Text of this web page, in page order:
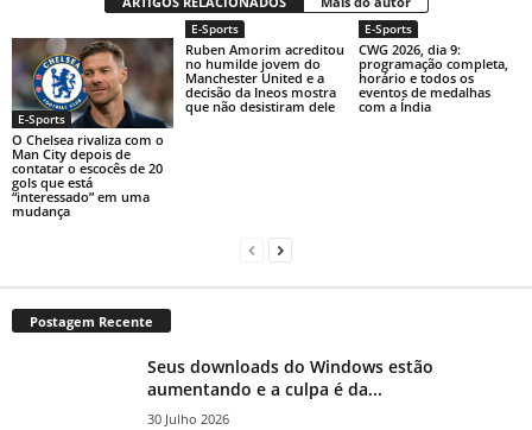
E-Sports
O Chelsea rivaliza com o
Man City depois de
contatar o escocês de 20
gols que está
“interessado” em uma
mudança
E-Sports
Ruben Amorim acreditou
no humilde jovem do
Manchester United e a
decisão da Ineos mostra
que não desistiram dele
E-Sports
CWG 2026, dia 9:
programação completa,
horário e todos os
eventos de medalhas
com a Índia
Postagem Recente
Seus downloads do Windows estão
aumentando e a culpa é da...
30 Julho 2026